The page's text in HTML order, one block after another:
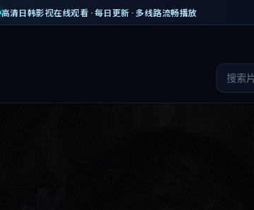
高清日韩影视在线观看 · 每日更新 · 多线路流畅播放